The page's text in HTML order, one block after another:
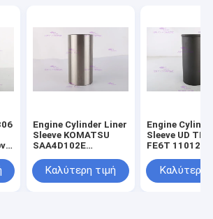
Engine Cylinder Liner
Sleeve KOMATSU
SAA4D102E
29-2110 DIA 102 mm
Καλύτερη τιμή
Engine
Sleeve UD
FE6T 11012-
Καλύτερη